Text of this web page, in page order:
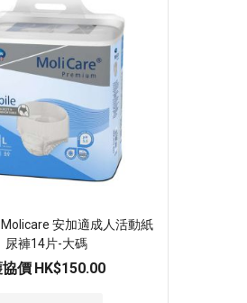
安加適成人活動紙
尿褲14片-大碼
價 HK$150.00